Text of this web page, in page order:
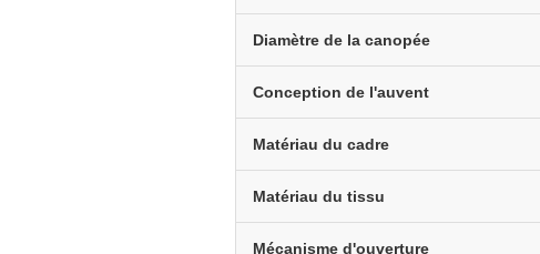
Diamètre de la canopée
Conception de l'auvent
Matériau du cadre
Matériau du tissu
Mécanisme d'ouverture